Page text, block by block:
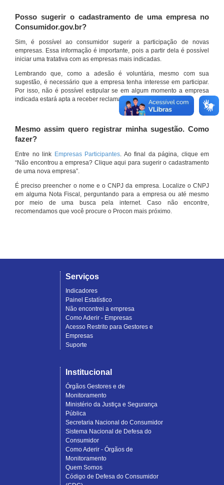
Posso sugerir o cadastramento de uma empresa no
Consumidor.gov.br?
Sim, é possível ao consumidor sugerir a participação de novas
empresas. Essa informação é importante, pois a partir dela é possível
iniciar uma tratativa com as empresas mais indicadas.
Lembrando que, como a adesão é voluntária, mesmo com sua
sugestão, é necessário que a empresa tenha interesse em participar.
Por isso, não é possível estipular se em algum momento a empresa
indicada estará apta a receber reclamações por meio do site.
Mesmo assim quero registrar minha sugestão. Como
fazer?
Entre no link Empresas Participantes. Ao final da página, clique em
“Não encontrou a empresa? Clique aqui para sugerir o cadastramento
de uma nova empresa”.
É preciso preencher o nome e o CNPJ da empresa. Localize o CNPJ
em alguma Nota Fiscal, perguntando para a empresa ou até mesmo
por meio de uma busca pela internet. Caso não encontre,
recomendamos que você procure o Procon mais próximo.
Serviços
Indicadores
Painel Estatístico
Não encontrei a empresa
Como Aderir - Empresas
Acesso Restrito para Gestores e
Empresas
Suporte
Institucional
Órgãos Gestores e de
Monitoramento
Ministério da Justiça e Segurança
Pública
Secretaria Nacional do Consumidor
Sistema Nacional de Defesa do
Consumidor
Como Aderir - Órgãos de
Monitoramento
Quem Somos
Código de Defesa do Consumidor